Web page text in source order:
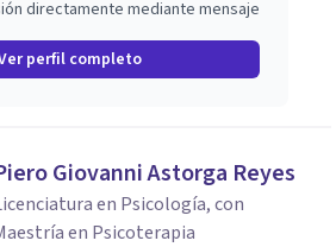
directamente mediante mensaje
perfil completo
Giovanni Astorga Reyes
en Psicología, con
en Psicoterapia